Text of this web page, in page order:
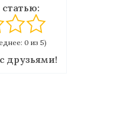
0 из 5)
друзьями!